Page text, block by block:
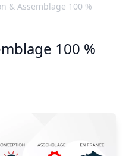
& Assemblage 100 %
100 %